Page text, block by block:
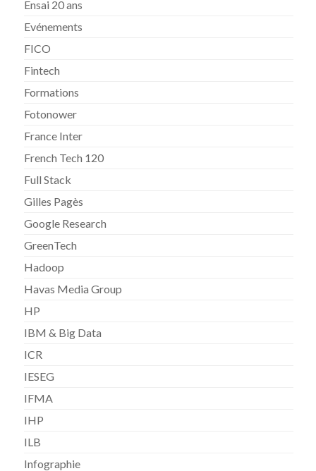
Ensai 20 ans
Evénements
FICO
Fintech
Formations
Fotonower
France Inter
French Tech 120
Full Stack
Gilles Pagès
Google Research
GreenTech
Hadoop
Havas Media Group
HP
IBM & Big Data
ICR
IESEG
IFMA
IHP
ILB
Infographie